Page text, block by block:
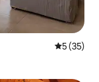
Просечна
5 (35)